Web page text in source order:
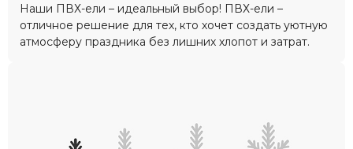
Наши ПВХ-ели – идеальный выбор! ПВХ-ели –
отличное решение для тех, кто хочет создать уютную
атмосферу праздника без лишних хлопот и затрат.